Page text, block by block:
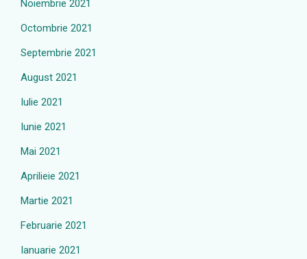
Noiembrie 2021
Octombrie 2021
Septembrie 2021
August 2021
Iulie 2021
Iunie 2021
Mai 2021
Aprilieie 2021
Martie 2021
Februarie 2021
Ianuarie 2021